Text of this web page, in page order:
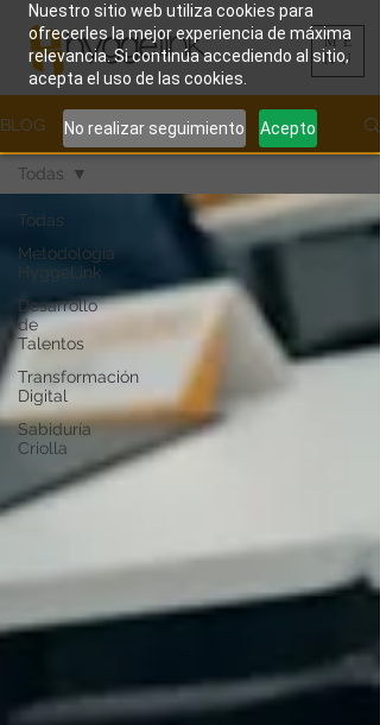
Nuestro sitio web utiliza cookies para
ofrecerles la mejor experiencia de máxima
relevancia. Si continúa accediendo al sitio,
acepta el uso de las cookies.
No realizar seguimiento Acepto
ME
NU
BLOG
Todas
Metodología
HyggeLink
Desarrollo
de
Talentos
Transformación
Digital
Sabiduría
Criolla
Todas